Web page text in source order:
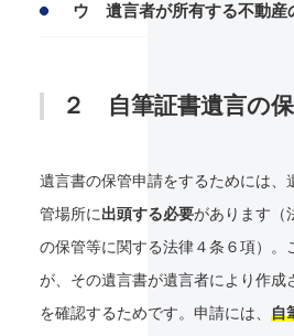
ウ 遺言者が所有する不動産
２ 自筆証書遺言の
遺言書の保管申請をするためには、
管場所に出頭する必要があります（
の保管等に関する法律４条６項）。
が、その遺言書が遺言者により作成
を確認するためです。申請には、 自